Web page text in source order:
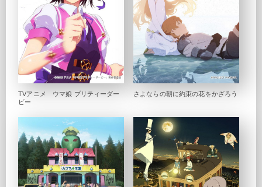
TVアニメ ウマ娘 プリティーダー
ビー
さよならの朝に約束の花をかざろう